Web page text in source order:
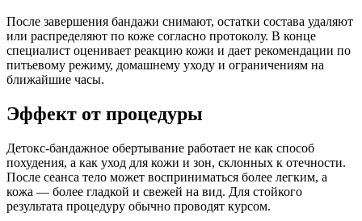
После завершения бандажи снимают, остатки состава удаляют
или распределяют по коже согласно протоколу. В конце
специалист оценивает реакцию кожи и дает рекомендации по
питьевому режиму, домашнему уходу и ограничениям на
ближайшие часы.
Эффект от процедуры
Детокс-бандажное обертывание работает не как способ
похудения, а как уход для кожи и зон, склонных к отечности.
После сеанса тело может восприниматься более легким, а
кожа — более гладкой и свежей на вид. Для стойкого
результата процедуру обычно проводят курсом.